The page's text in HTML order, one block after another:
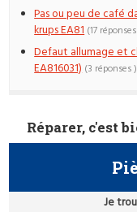
Pas ou peu de café
krups EA81 (17
Defaut allumage et
EA816031) (3 réponses )
Réparer, c'est
Je